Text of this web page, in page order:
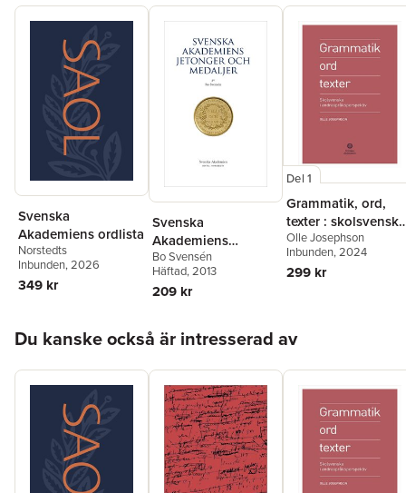
Svenska
Akademiens ordlista
Norstedts
Inbunden, 2026
349 kr
Svenska
Akademiens
jetonger och
medaljer
Bo Svensén
Häftad, 2013
209 kr
Del 1
Grammatik, ord,
texter :
tiv
Olle Josephson
Inbunden, 2024
299 kr
Du kanske också är intresserad av